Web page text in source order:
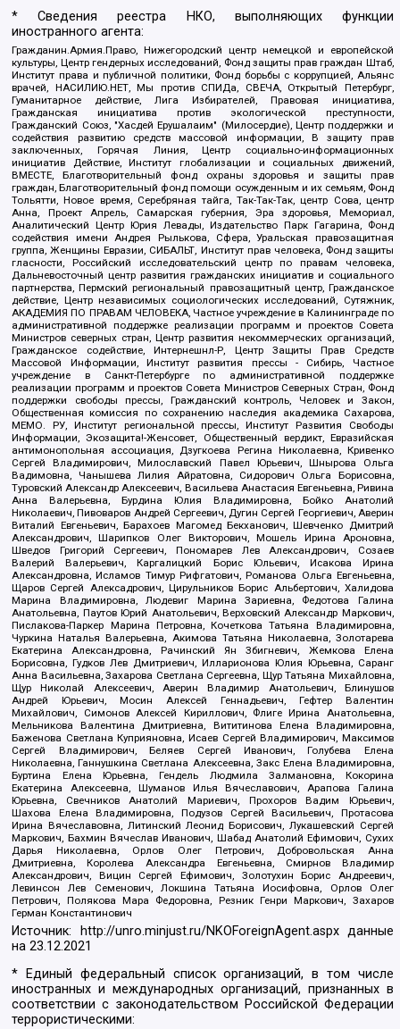
* Сведения реестра НКО, выполняющих функции
иностранного агента:
Гражданин.Армия.Право, Нижегородский центр немецкой и европейской
культуры, Центр гендерных исследований, Фонд защиты прав граждан Штаб,
Институт права и публичной политики, Фонд борьбы с коррупцией, Альянс
врачей, НАСИЛИЮ.НЕТ, Мы против СПИДа, СВЕЧА, Открытый Петербург,
Гуманитарное действие, Лига Избирателей, Правовая инициатива,
Гражданская инициатива против экологической преступности,
Гражданский Союз, "Хасдей Ерушалаим" (Милосердие), Центр поддержки и
содействия развитию средств массовой информации, В защиту прав
заключенных, Горячая Линия, Центр социально-информационных
инициатив Действие, Институт глобализации и социальных движений,
ВМЕСТЕ, Благотворительный фонд охраны здоровья и защиты прав
граждан, Благотворительный фонд помощи осужденным и их семьям, Фонд
Тольятти, Новое время, Серебряная тайга, Так-Так-Так, центр Сова, центр
Анна, Проект Апрель, Самарская губерния, Эра здоровья, Мемориал,
Аналитический Центр Юрия Левады, Издательство Парк Гагарина, Фонд
содействия имени Андрея Рылькова, Сфера, Уральская правозащитная
группа, Женщины Евразии, СИБАЛЬТ, Институт прав человека, Фонд защиты
гласности, Российский исследовательский центр по правам человека,
Дальневосточный центр развития гражданских инициатив и социального
партнерства, Пермский региональный правозащитный центр, Гражданское
действие, Центр независимых социологических исследований, Сутяжник,
АКАДЕМИЯ ПО ПРАВАМ ЧЕЛОВЕКА, Частное учреждение в Калининграде по
административной поддержке реализации программ и проектов Совета
Министров северных стран, Центр развития некоммерческих организаций,
Гражданское содействие, Интернешнл-Р, Центр Защиты Прав Средств
Массовой Информации, Институт развития прессы - Сибирь, Частное
учреждение в Санкт-Петербурге по административной поддержке
реализации программ и проектов Совета Министров Северных Стран, Фонд
поддержки свободы прессы, Гражданский контроль, Человек и Закон,
Общественная комиссия по сохранению наследия академика Сахарова,
МЕМО. РУ, Институт региональной прессы, Институт Развития Свободы
Информации, Экозащита!-Женсовет, Общественный вердикт, Евразийская
антимонопольная ассоциация, Дзугкоева Регина Николаевна, Кривенко
Сергей Владимирович, Милославский Павел Юрьевич, Шнырова Ольга
Вадимовна, Чанышева Лилия Айратовна, Сидорович Ольга Борисовна,
Туровский Александр Алексеевич, Васильева Анастасия Евгеньевна, Ривина
Анна Валерьевна, Бурдина Юлия Владимировна, Бойко Анатолий
Николаевич, Пивоваров Андрей Сергеевич, Дугин Сергей Георгиевич, Аверин
Виталий Евгеньевич, Барахоев Магомед Бекханович, Шевченко Дмитрий
Александрович, Шарипков Олег Викторович, Мошель Ирина Ароновна,
Шведов Григорий Сергеевич, Пономарев Лев Александрович, Созаев
Валерий Валерьевич, Каргалицкий Борис Юльевич, Исакова Ирина
Александровна, Исламов Тимур Рифгатович, Романова Ольга Евгеньевна,
Щаров Сергей Алексадрович, Цирульников Борис Альбертович, Халидова
Марина Владимировна, Людевиг Марина Зариевна, Федотова Галина
Анатольевна, Паутов Юрий Анатольевич, Верховский Александр Маркович,
Пислакова-Паркер Марина Петровна, Кочеткова Татьяна Владимировна,
Чуркина Наталья Валерьевна, Акимова Татьяна Николаевна, Золотарева
Екатерина Александровна, Рачинский Ян Збигневич, Жемкова Елена
Борисовна, Гудков Лев Дмитриевич, Илларионова Юлия Юрьевна, Саранг
Анна Васильевна, Захарова Светлана Сергеевна, Щур Татьяна Михайловна,
Щур Николай Алексеевич, Аверин Владимир Анатольевич, Блинушов
Андрей Юрьевич, Мосин Алексей Геннадьевич, Гефтер Валентин
Михайлович, Симонов Алексей Кириллович, Флиге Ирина Анатольевна,
Мельникова Валентина Дмитриевна, Вититинова Елена Владимировна,
Баженова Светлана Куприяновна, Исаев Сергей Владимирович, Максимов
Сергей Владимирович, Беляев Сергей Иванович, Голубева Елена
Николаевна, Ганнушкина Светлана Алексеевна, Закс Елена Владимировна,
Буртина Елена Юрьевна, Гендель Людмила Залмановна, Кокорина
Екатерина Алексеевна, Шуманов Илья Вячеславович, Арапова Галина
Юрьевна, Свечников Анатолий Мариевич, Прохоров Вадим Юрьевич,
Шахова Елена Владимировна, Подузов Сергей Васильевич, Протасова
Ирина Вячеславовна, Литинский Леонид Борисович, Лукашевский Сергей
Маркович, Бахмин Вячеслав Иванович, Шабад Анатолий Ефимович, Сухих
Дарья Николаевна, Орлов Олег Петрович, Добровольская Анна
Дмитриевна, Королева Александра Евгеньевна, Смирнов Владимир
Александрович, Вицин Сергей Ефимович, Золотухин Борис Андреевич,
Левинсон Лев Семенович, Локшина Татьяна Иосифовна, Орлов Олег
Петрович, Полякова Мара Федоровна, Резник Генри Маркович, Захаров
Герман Константинович
Источник: http://unro.minjust.ru/NKOForeignAgent.aspxданные
на23.12.2021
* Единый федеральный список организаций, в том числе
иностранных и международных организаций, признанных в
соответствии с законодательством Российской Федерации
террористическими: